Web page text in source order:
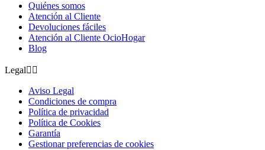
Quiénes somos
Atención al Cliente
Devoluciones fáciles
Atención al Cliente OcioHogar
Blog
Legal 
Aviso Legal
Condiciones de compra
Política de privacidad
Política de Cookies
Garantía
Gestionar preferencias de cookies